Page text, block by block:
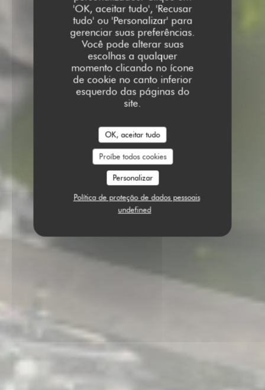
'OK, aceitar tudo', 'Recusar
tudo' ou 'Personalizar' para
gerenciar suas preferências.
Você pode alterar suas
escolhas a qualquer
momento clicando no ícone
de cookie no canto inferior
esquerdo das páginas do
site.
OK, aceitar tudo
Proíbe todos cookies
Personalizar
Política de proteção de dados pessoais
undefined